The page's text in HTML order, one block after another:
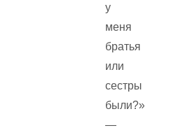
у
меня
братья
или
сестры
были?»
—